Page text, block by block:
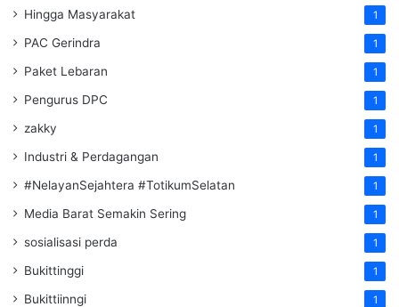
Hingga Masyarakat 1
PAC Gerindra 1
Paket Lebaran 1
Pengurus DPC 1
zakky 1
Industri & Perdagangan 1
#NelayanSejahtera #TotikumSelatan 1
Media Barat Semakin Sering 1
sosialisasi perda 1
Bukittinggi 1
Bukittiinngi 1